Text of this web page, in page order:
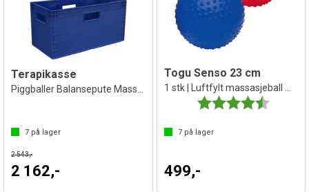
Terapikasse
7 på lager
2 543,-
2 162,-
Togu Senso 23 cm
Karakter:
7på lager
499,-